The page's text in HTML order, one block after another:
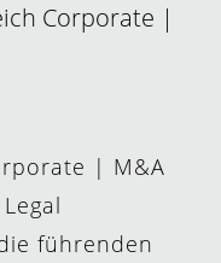
Corporate |
| M&A
führenden